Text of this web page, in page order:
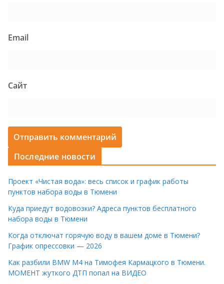
Email
Сайт
Последние новости
Проект «Чистая вода»: весь список и график работы
пунктов набора воды в Тюмени
Куда приедут водовозки? Адреса пунктов бесплатного
набора воды в Тюмени
Когда отключат горячую воду в вашем доме в Тюмени?
График опрессовки — 2026
Как разбили BMW M4 на Тимофея Кармацкого в Тюмени.
МОМЕНТ жуткого ДТП попал на ВИДЕО